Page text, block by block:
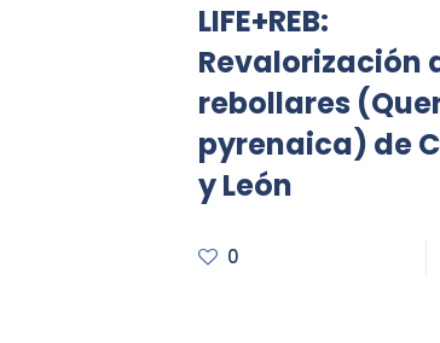
LIFE+REB:
Revalorización
rebollares
pyrenaica) de
y León
0